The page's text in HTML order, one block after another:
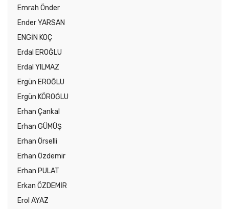
Emrah Önder
Ender YARSAN
ENGİN KOÇ
Erdal EROĞLU
Erdal YILMAZ
Ergün EROĞLU
Ergün KÖROĞLU
Erhan Çankal
Erhan GÜMÜŞ
Erhan Örselli
Erhan Özdemir
Erhan PULAT
Erkan ÖZDEMİR
Erol AYAZ